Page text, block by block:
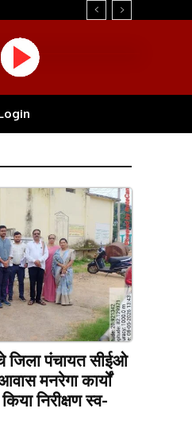
जिला पंचायत सीईओ
मनरेगा कार्यों
निरीक्षण स्व-